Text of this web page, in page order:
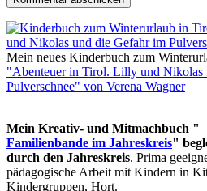
Mein neues Kinderbuch zum
"Abenteuer in Tirol. Lilly und Nikolas
Pulverschnee" von Verena Wagner
Mein Kreativ- und Mitmachbuch "
Familienbande im Jahreskreis"
durch den Jahreskreis. Prima
pädagogische Arbeit mit Kindern in
Kindergruppen, Hort.